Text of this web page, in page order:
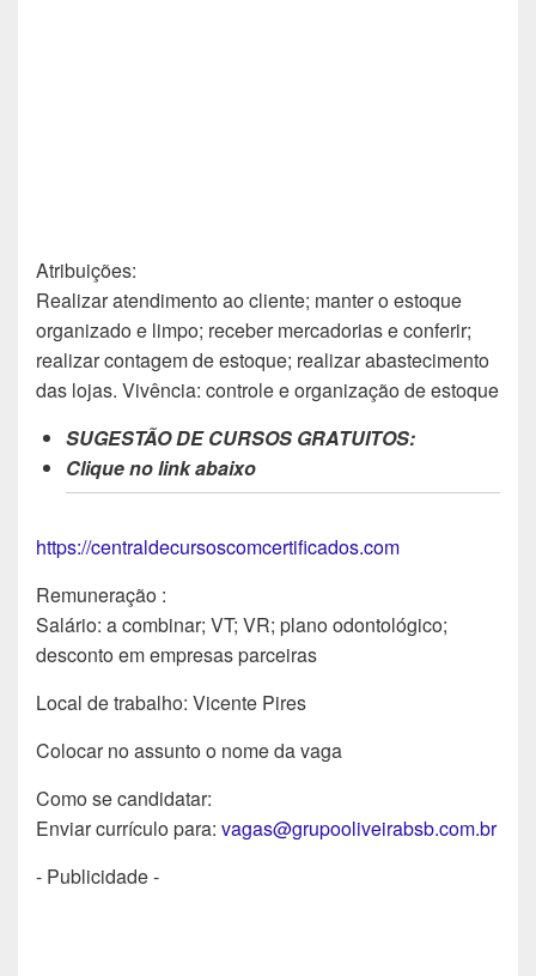
Atribuições:
Realizar atendimento ao cliente; manter o estoque
organizado e limpo; receber mercadorias e conferir;
realizar contagem de estoque; realizar abastecimento
das lojas. Vivência: controle e organização de estoque
SUGESTÃO DE CURSOS GRATUITOS:
Clique no link abaixo
https://centraldecursoscomcertificados.com
Remuneração :
Salário: a combinar; VT; VR; plano odontológico;
desconto em empresas parceiras
Local de trabalho: Vicente Pires
Colocar no assunto o nome da vaga
Como se candidatar:
Enviar currículo para: vagas@grupooliveirabsb.com.br
- Publicidade -